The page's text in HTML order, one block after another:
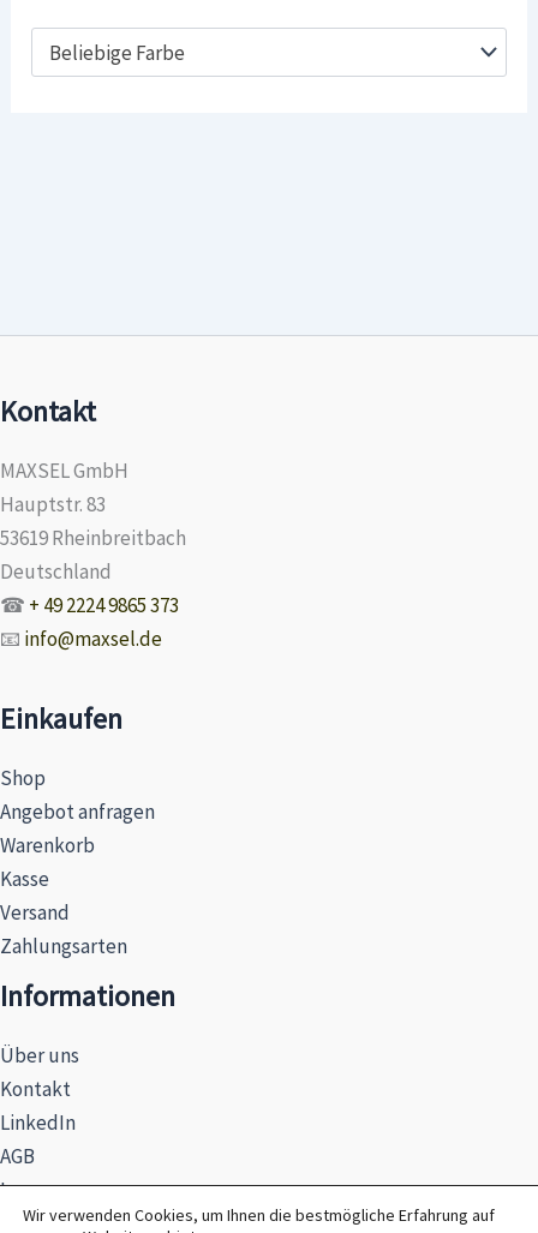
Beliebige Farbe
Kontakt
MAXSEL GmbH
Hauptstr. 83
53619 Rheinbreitbach
Deutschland
☎ + 49 2224 9865 373
📧 info@maxsel.de
Einkaufen
Shop
Angebot anfragen
Warenkorb
Kasse
Versand
Zahlungsarten
Informationen
Über uns
Kontakt
LinkedIn
AGB
Impressum
Datenschutzerklärung
Wir verwenden Cookies, um Ihnen die bestmögliche Erfahrung auf